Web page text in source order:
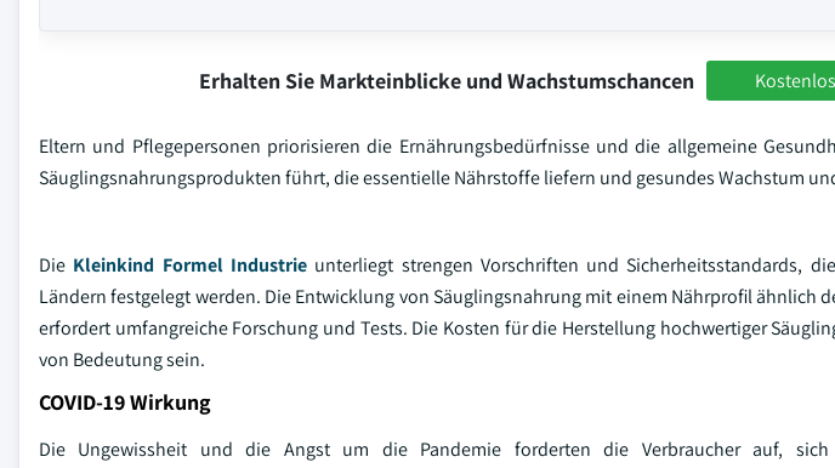
Erhalten Sie Markteinblicke und Wachstumschancen
Eltern und Pflegepersonen priorisieren die Ernährungsbedürfnisse und die allgemeine
Säuglingsnahrungsprodukten führt, die essentielle Nährstoffe liefern und gesundes Wachstum
Die Kleinkind Formel Industrieunterliegt strengen Vorschriften und Sicherheitsstandards,
Ländern festgelegt werden. Die Entwicklung von Säuglingsnahrung mit einem Nährprofil ähnlich
erfordert umfangreiche Forschung und Tests. Die Kosten für die Herstellung hochwertiger
von Bedeutung sein.
COVID-19 Wirkung
Die Ungewissheit und die Angst um die Pandemie forderten die Verbraucher auf,